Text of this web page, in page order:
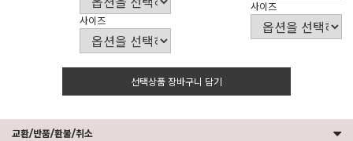
사이즈
사이즈
선택상품 장바구니 담기
교환/반품/환불/취소